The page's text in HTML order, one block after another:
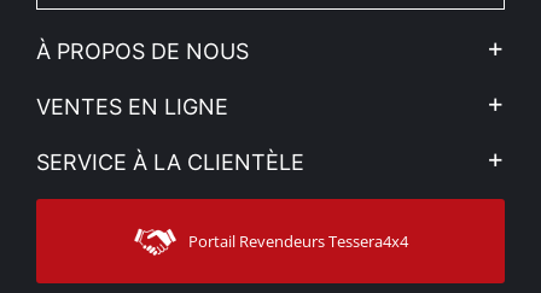
À PROPOS DE NOUS
L'entreprise
Voir nos actualités
Sitemap
VENTES EN LIGNE
Mon compte
Moyens d’expédition
SERVICE À LA CLIENTÈLE
Contacter
Assistance aux clients
Suivi des commandes
Portail Revendeurs Tessera4x4